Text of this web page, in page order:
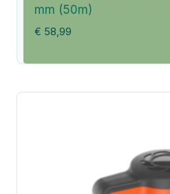
mm (50m)
€ 58,99